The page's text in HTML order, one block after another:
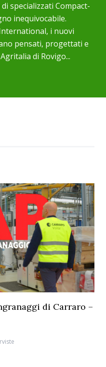
specializzati Compact-
inequivocabile.
i nuovi
pensati, progettati e
di Rovigo...
di Carraro –